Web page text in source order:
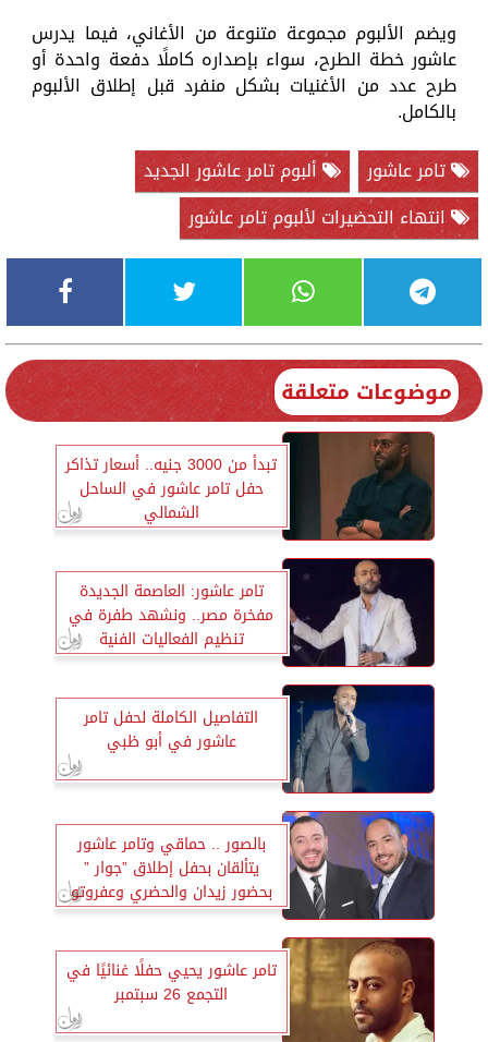
ويضم الألبوم مجموعة متنوعة من الأغاني، فيما يدرس
عاشور خطة الطرح، سواء بإصداره كاملًا دفعة واحدة أو
طرح عدد من الأغنيات بشكل منفرد قبل إطلاق الألبوم
بالكامل.
تامر عاشور
ألبوم تامر عاشور الجديد
انتهاء التحضيرات لألبوم تامر عاشور
موضوعات متعلقة
تبدأ من 3000 جنيه.. أسعار تذاكر
حفل تامر عاشور في الساحل
الشمالي
تامر عاشور: العاصمة الجديدة
مفخرة مصر.. ونشهد طفرة في
تنظيم الفعاليات الفنية
التفاصيل الكاملة لحفل تامر
عاشور في أبو ظبي
بالصور .. حماقي وتامر عاشور
يتألقان بحفل إطلاق ”جوار ”
بحضور زيدان والحضري وعفروتو
والمشاهير
تامر عاشور يحيي حفلًا غنائيًا في
التجمع 26 سبتمبر